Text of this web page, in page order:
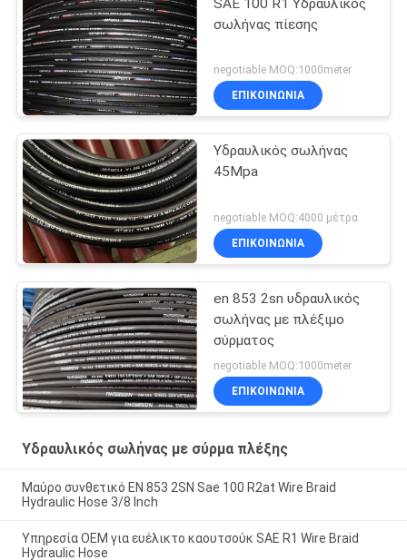
σωλήνας πίεσης
negotiable MOQ:1000meter
ΕΠΙΚΟΙΝΩΝΙΑ
Υδραυλικός σωλήνας
45Mpa
negotiable MOQ:4000 μέτρα
ΕΠΙΚΟΙΝΩΝΙΑ
en 853 2sn υδραυλικός
σωλήνας με πλέξιμο
σύρματος
negotiable MOQ:1000meter
ΕΠΙΚΟΙΝΩΝΙΑ
Υδραυλικός σωλήνας με σύρμα πλέξης
Μαύρο συνθετικό EN 853 2SN Sae 100 R2at Wire Braid
Hydraulic Hose 3/8 Inch
Υπηρεσία OEM για ευέλικτο καουτσούκ SAE R1 Wire Braid
Hydraulic Hose